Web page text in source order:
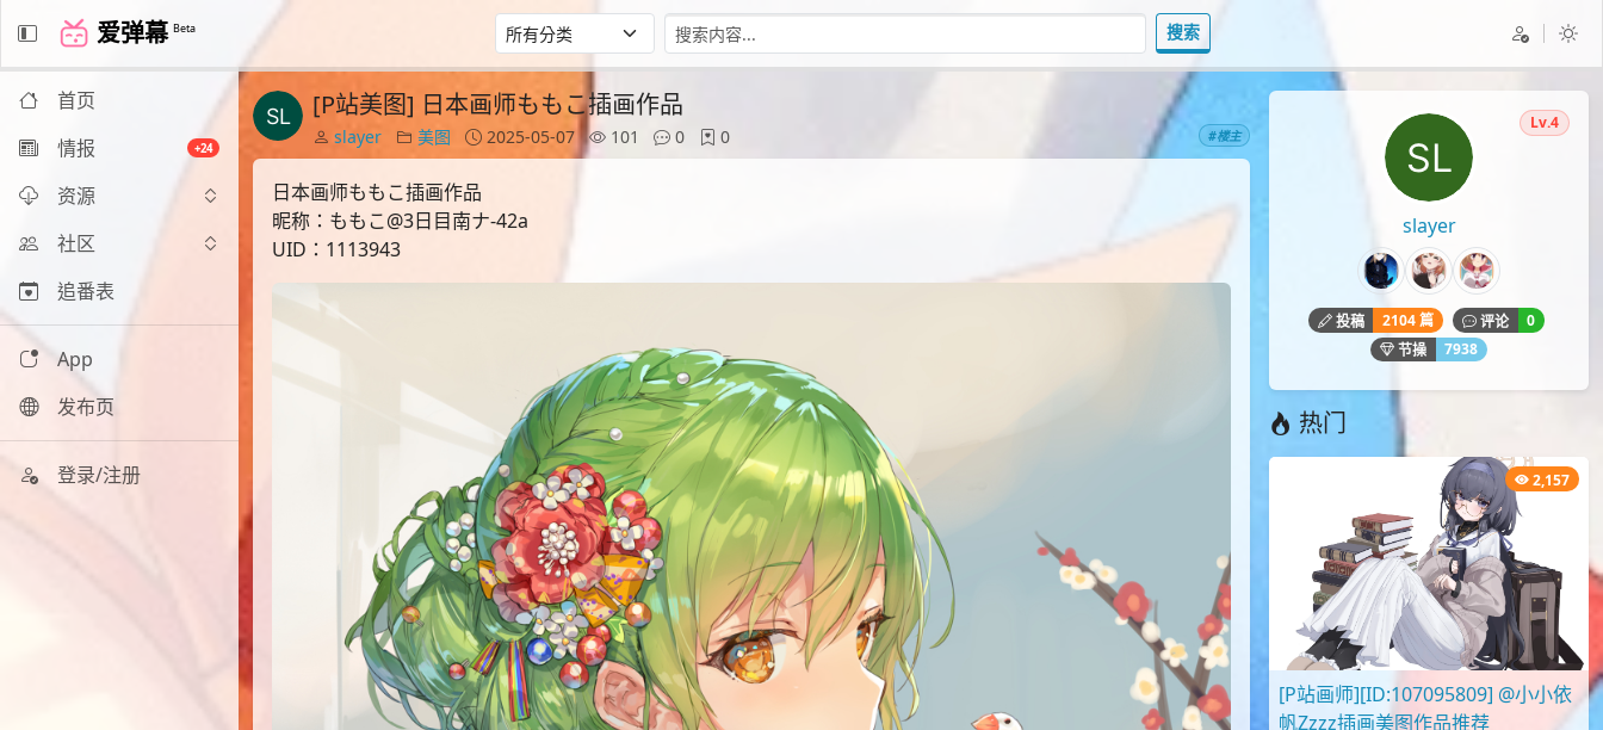
爱弹幕 Beta 搜索
首页
情报
+24
资源
社区
追番表
App
发布页
登录/注册
[P站美图] 日本画师ももこ插画作品
slayer 美图 2025-05-07 101 0 0 #楼主
日本画师ももこ插画作品
昵称：ももこ@3日目南ナ-42a
UID：1113943
slayer
Lv.4
投稿 2104 篇 评论
0
节操
7938
热门
2,157
[P站画师][ID:107095809] @小小依
帆Zzzz插画美图作品推荐